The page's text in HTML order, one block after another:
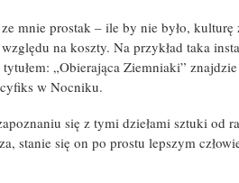
mnie prostak – ile by nie było, kulturę
na koszty. Na przykład taka
„Obierająca Ziemniaki”
w Nocniku.
się z tymi dziełami sztuki od
stanie się on po prostu lepszym